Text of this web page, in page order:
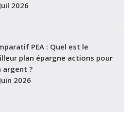
2026
PEA : Quel est le
plan épargne actions pour
argent ?
2026